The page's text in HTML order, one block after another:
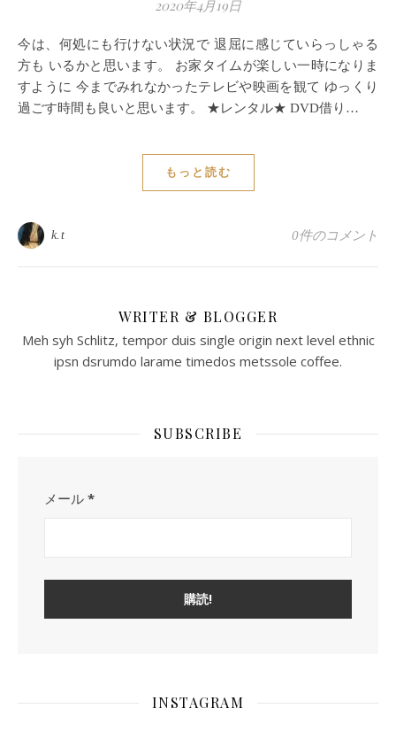
2020年4月19日
今は、何処にも行けない状況で 退屈に感じていらっしゃる
方も いるかと思います。 お家タイムが楽しい一時になりま
すように 今までみれなかったテレビや映画を観て ゆっくり
過ごす時間も良いと思います。 ★レンタル★ DVD借り…
もっと読む
k.t 0件のコメント
WRITER & BLOGGER
Meh syh Schlitz, tempor duis single origin next level ethnic
ipsn dsrumdo larame timedos metssole coffee.
SUBSCRIBE
メール *
INSTAGRAM